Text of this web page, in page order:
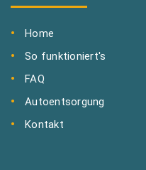
Home
So funktioniert's
FAQ
Autoentsorgung
Kontakt